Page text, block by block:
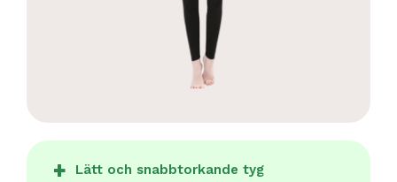
Lätt och snabbtorkande tyg